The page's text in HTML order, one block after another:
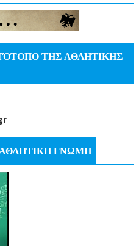
ΤΗΣ ΑΘΛΗΤΙΚΗΣ
ΑΘΛΗΤΙΚΗ ΓΝΩΜΗ